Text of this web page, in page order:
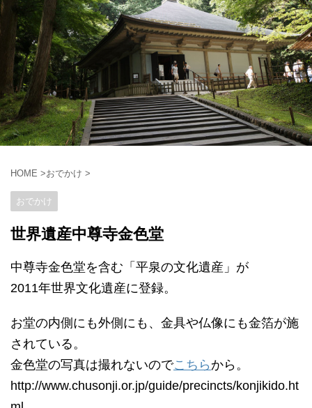
HOME >おでかけ >
おでかけ
世界遺産中尊寺金色堂
中尊寺金色堂を含む「平泉の文化遺産」が
2011年世界文化遺産に登録。
お堂の内側にも外側にも、金具や仏像にも金箔が施
されている。
金色堂の写真は撮れないのでこちらから。
http://www.chusonji.or.jp/guide/precincts/konjikido.ht